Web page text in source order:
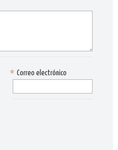
Correo electrónico
*